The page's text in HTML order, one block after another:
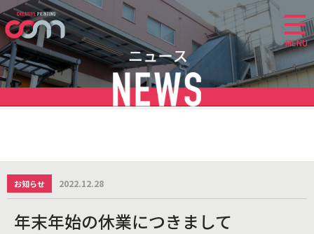
MENU
お知らせ 2022.12.28
年末年始の休業につきまして